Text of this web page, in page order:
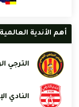
أهم الأندية العالمية
الترجي
النادي